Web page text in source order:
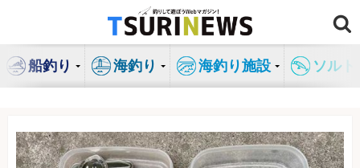
ン
船釣り 海釣り 海釣り施設 ソル